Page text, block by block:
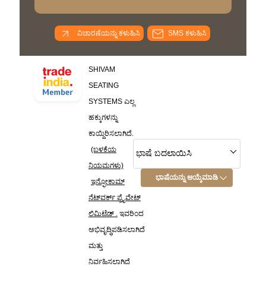
ವಿಚಾರಣೆಯನ್ನು ಕಳುಹಿಸಿ SMS ಕಳುಹಿಸಿ
SHIVAM
SEATING
SYSTEMS ಎಲ್ಲ
ಹಕ್ಕುಗಳನ್ನು
ಕಾಯ್ದಿರಿಸಲಾಗಿದೆ.
(ಬಳಕೆಯ
ನಿಯಮಗಳು)
ಇನ್ಫೋಕಾಮ್
ನೆಟ್‌ವರ್ಕ್ ಪ್ರೈವೇಟ್
ಲಿಮಿಟೆಡ್ .ಇವರಿಂದ
ಅಭಿವೃದ್ಧಿಪಡಿಸಲಾಗಿದೆ
ಮತ್ತು
ನಿರ್ವಹಿಸಲಾಗಿದೆ
ಭಾಷೆ ಬದಲಾಯಿಸಿ
ಭಾಷೆಯನ್ನು ಆಯ್ಕೆಮಾಡಿ